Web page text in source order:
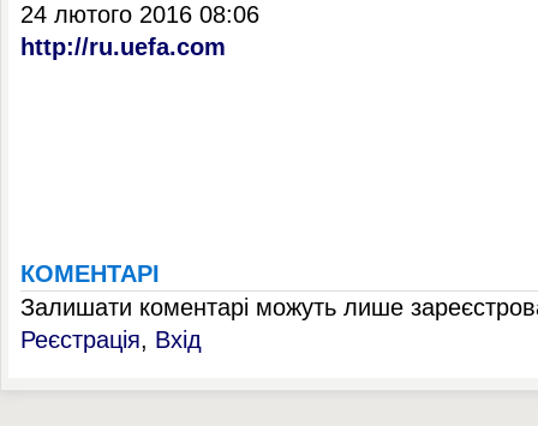
24 лютого 2016 08:06
http://ru.uefa.com
КОМЕНТАРІ
Залишати коментарі можуть лише
Реєстрація, Вхід